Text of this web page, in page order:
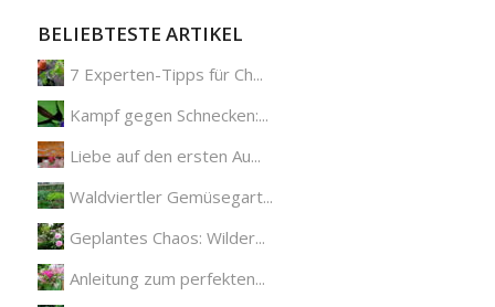
BELIEBTESTE ARTIKEL
7 Experten-Tipps für Ch...
Kampf gegen Schnecken:...
Liebe auf den ersten Au...
Waldviertler Gemüsegart...
Geplantes Chaos: Wilder...
Anleitung zum perfekten...